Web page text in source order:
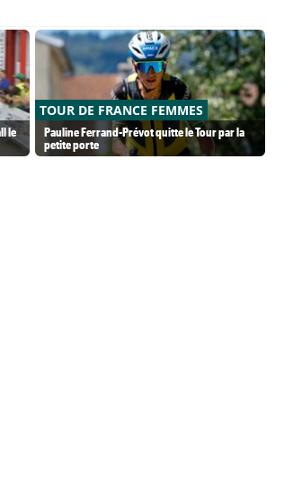
le
TOUR DE FRANCE FEMMES
Pauline Ferrand-Prévot quitte le Tour par la
petite porte